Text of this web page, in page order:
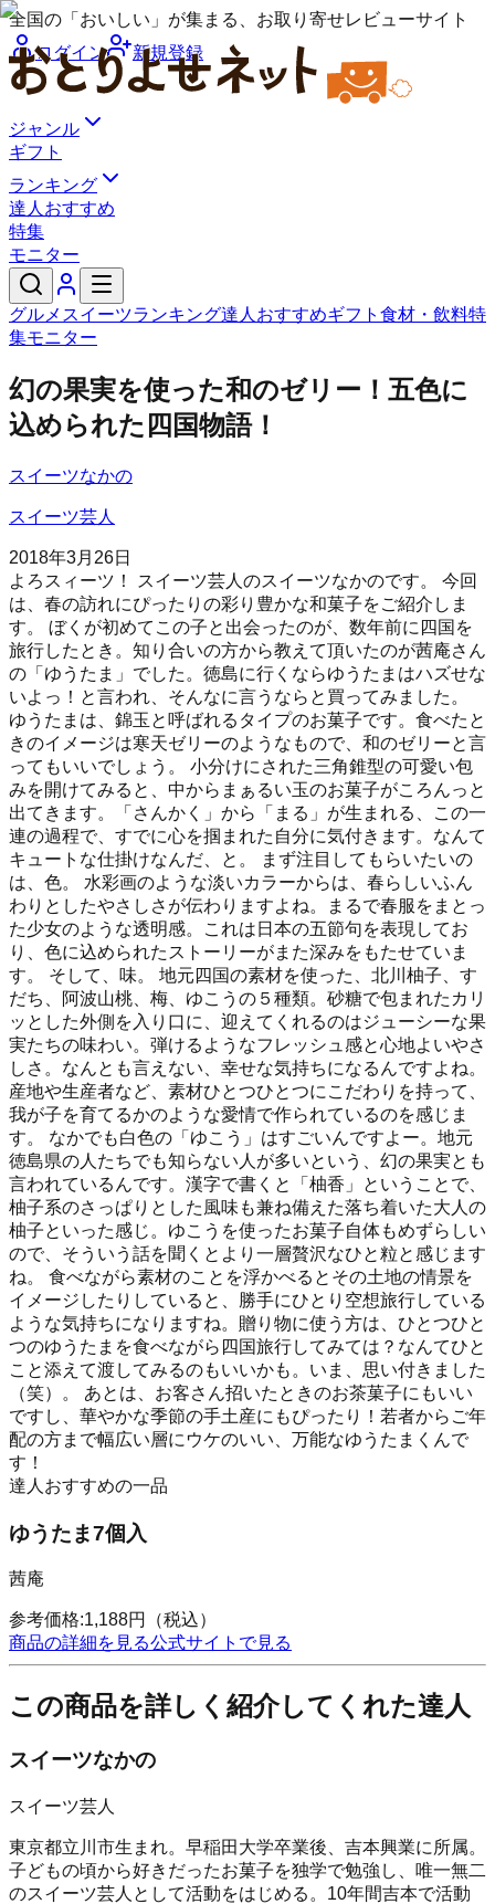
全国の「おいしい」が集まる、お取り寄せレビューサイト
ログイン
新規登録
ジャンル
ギフト
ランキング
達人おすすめ
特集
モニター
グルメ スイーツランキング達人おすすめギフト 食材・飲料特
集モニター
幻の果実を使った和のゼリー！五色に
込められた四国物語！
スイーツなかの
スイーツ芸人
2018年3月26日
よろスィーツ！ スイーツ芸人のスイーツなかのです。 今回
は、春の訪れにぴったりの彩り豊かな和菓子をご紹介しま
す。 ぼくが初めてこの子と出会ったのが、数年前に四国を
旅行したとき。知り合いの方から教えて頂いたのが茜庵さん
の「ゆうたま」でした。徳島に行くならゆうたまはハズせな
いよっ！と言われ、そんなに言うならと買ってみました。
ゆうたまは、錦玉と呼ばれるタイプのお菓子です。食べたと
きのイメージは寒天ゼリーのようなもので、和のゼリーと言
ってもいいでしょう。 小分けにされた三角錐型の可愛い包
みを開けてみると、中からまぁるい玉のお菓子がころんっと
出てきます。「さんかく」から「まる」が生まれる、この一
連の過程で、すでに心を掴まれた自分に気付きます。なんて
キュートな仕掛けなんだ、と。 まず注目してもらいたいの
は、色。 水彩画のような淡いカラーからは、春らしいふん
わりとしたやさしさが伝わりますよね。まるで春服をまとっ
た少女のような透明感。これは日本の五節句を表現してお
り、色に込められたストーリーがまた深みをもたせていま
す。 そして、味。 地元四国の素材を使った、北川柚子、す
だち、阿波山桃、梅、ゆこうの５種類。砂糖で包まれたカリ
ッとした外側を入り口に、迎えてくれるのはジューシーな果
実たちの味わい。弾けるようなフレッシュ感と心地よいやさ
しさ。なんとも言えない、幸せな気持ちになるんですよね。
産地や生産者など、素材ひとつひとつにこだわりを持って、
我が子を育てるかのような愛情で作られているのを感じま
す。 なかでも白色の「ゆこう」はすごいんですよー。地元
徳島県の人たちでも知らない人が多いという、幻の果実とも
言われているんです。漢字で書くと「柚香」ということで、
柚子系のさっぱりとした風味も兼ね備えた落ち着いた大人の
柚子といった感じ。ゆこうを使ったお菓子自体もめずらしい
ので、そういう話を聞くとより一層贅沢なひと粒と感じます
ね。 食べながら素材のことを浮かべるとその土地の情景を
イメージしたりしていると、勝手にひとり空想旅行している
ような気持ちになりますね。贈り物に使う方は、ひとつひと
つのゆうたまを食べながら四国旅行してみては？なんてひと
こと添えて渡してみるのもいいかも。いま、思い付きました
（笑）。 あとは、お客さん招いたときのお茶菓子にもいい
ですし、華やかな季節の手土産にもぴったり！若者からご年
配の方まで幅広い層にウケのいい、万能なゆうたまくんで
す！
達人おすすめの一品
ゆうたま7個入
茜庵
参考価格:1,188円
（税込）
商品の詳細を見る公式サイトで見る
この商品を詳しく紹介してくれた達人
スイーツなかの
スイーツ芸人
東京都立川市生まれ。早稲田大学卒業後、吉本興業に所属。
子どもの頃から好きだったお菓子を独学で勉強し、唯一無二
のスイーツ芸人として活動をはじめる。10年間吉本で活動